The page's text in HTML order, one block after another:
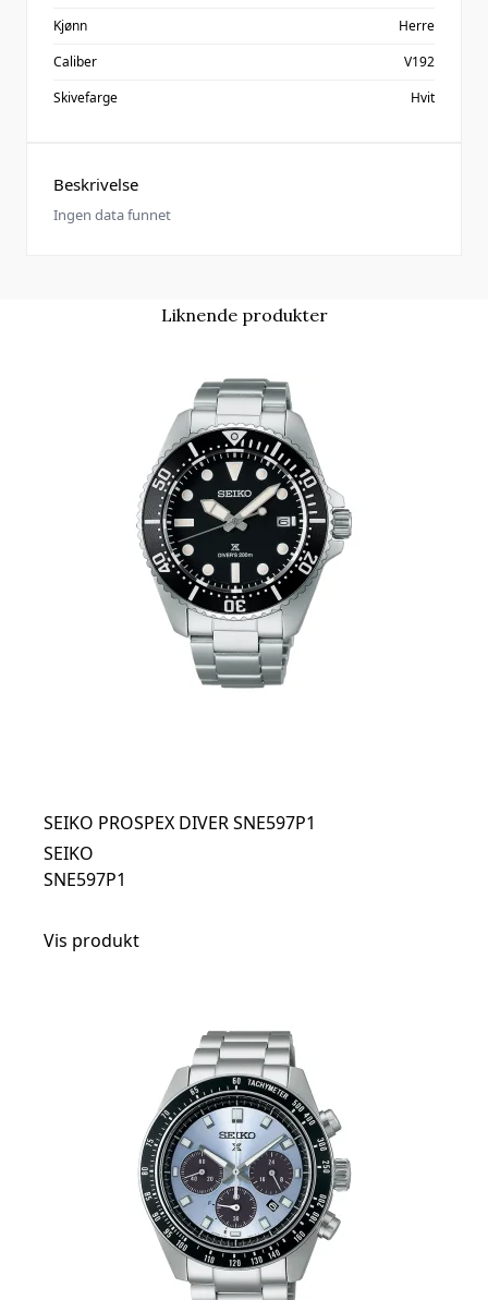
Beskrivelse
Ingen data funnet
Kjønn
Herre
Caliber
V192
Skivefarge
Hvit
Liknende produkter
SEIKO PROSPEX DIVER SNE597P1
SEIKO
SNE597P1
Vis produkt